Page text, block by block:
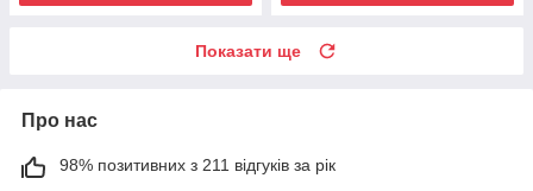
Показати ще
Про нас
98% позитивних з 211 відгуків за рік